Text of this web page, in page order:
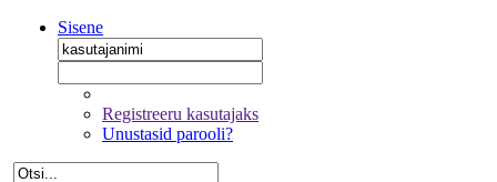
Sisene
Registreeru kasutajaks
Unustasid parooli?